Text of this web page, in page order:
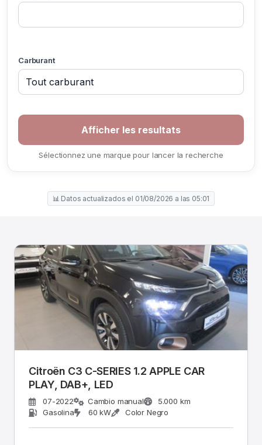
Carburant
Sélectionnez une marque pour lancer la recherche
📊 Datos actualizados el 01/08/2026 a las 05:01
Citroën C3 C-SERIES 1.2 APPLE CAR
PLAY, DAB+, LED
07-2022 Cambio manual
5.000 km
Gasolina
60 kW Color Negro